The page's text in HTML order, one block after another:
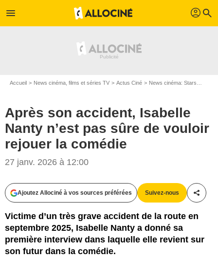
menu profil search
Accueil News cinéma, films et séries TV Actus Ciné News cinéma: Stars
Après son accident, Isabelle
Nanty n’est pas sûre de vouloir
rejouer la comédie
27 janv. 2026 à 12:00
Ajoutez Allociné à vos sources préférées Suivez-nous
Victime d’un très grave accident de la route en
septembre 2025, Isabelle Nanty a donné sa
première interview dans laquelle elle revient sur
son futur dans la comédie.